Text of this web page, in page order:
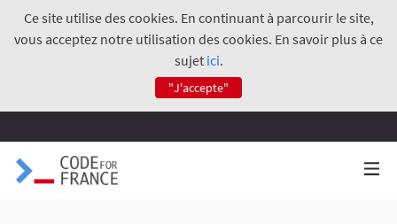
Ce site utilise des cookies. En continuant à parcourir le site,
vous acceptez notre utilisation des cookies. En savoir plus à ce
sujet ici.
"J'accepte"